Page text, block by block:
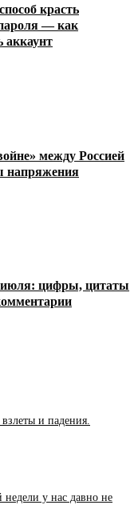
красть
— как
аккаунт
между Россией
напряжения
июля: цифры, цитаты
и падения.
у нас давно не